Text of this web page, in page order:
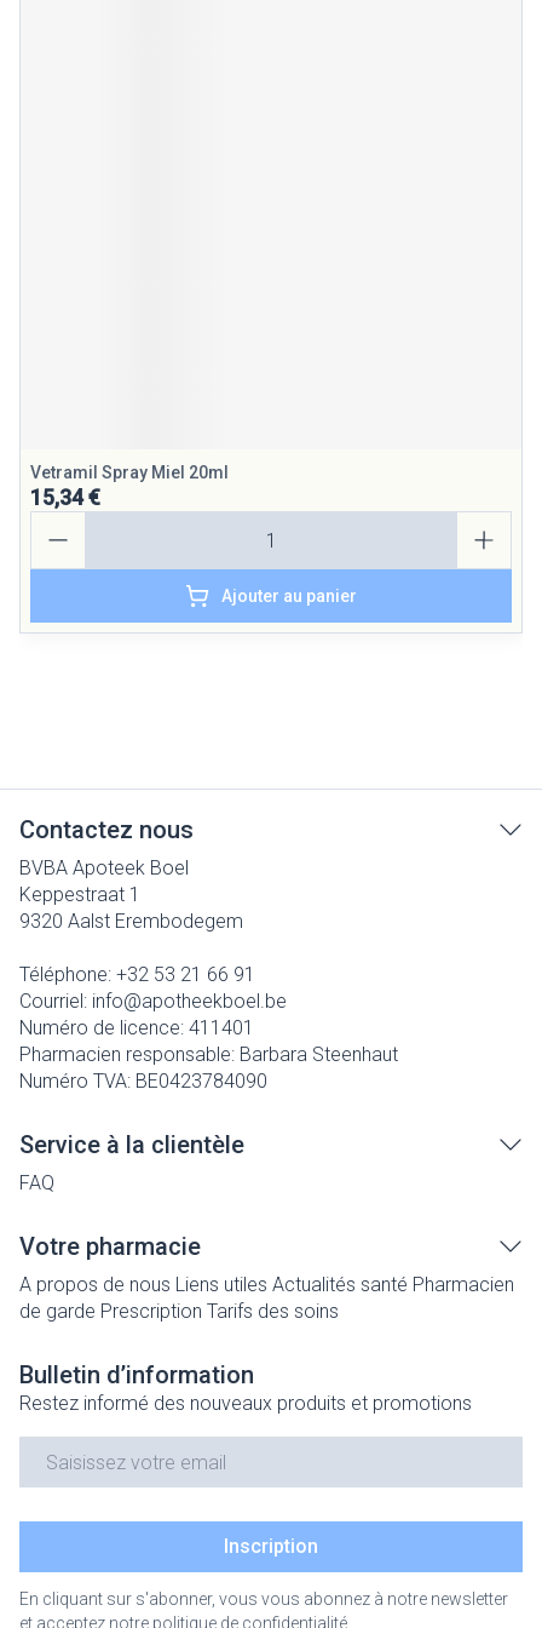
Vetramil Spray Miel 20ml
15,34 €
Ajouter au panier
Contactez nous
BVBA Apoteek Boel
Keppestraat 1
9320 Aalst Erembodegem
Téléphone: +32 53 21 66 91
Courriel: info@apotheekboel.be
Numéro de licence: 411401
Pharmacien responsable: Barbara Steenhaut
Numéro TVA: BE0423784090
Service à la clientèle
FAQ
Votre pharmacie
A propos de nous Liens utiles Actualités santé Pharmacien
de garde Prescription Tarifs des soins
Bulletin d’information
Restez informé des nouveaux produits et promotions
Inscription
En cliquant sur s'abonner, vous vous abonnez à notre newsletter
et acceptez notre politique de confidentialité